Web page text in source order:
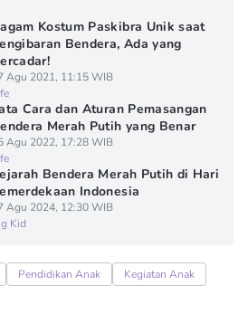
Kostum Paskibra Unik saat
Bendera, Ada yang
Agu 2021, 11:15 WIB
Cara dan Aturan Pemasangan
Merah Putih yang Benar
Agu 2022, 17:28 WIB
Bendera Merah Putih di Hari
Indonesia
Agu 2024, 12:30 WIB
Kid
Pendidikan Anak
Kegiatan Anak